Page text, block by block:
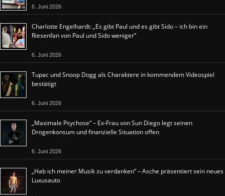
6. Juni 2026
Charlotte Engelhardt: „Es gibt Paul und es gibt Sido – ich bin ein
Riesenfan von Paul und Sido weniger“
6. Juni 2026
Tupac und Snoop Dogg als Charaktere in kommendem Videospiel
bestätigt
6. Juni 2026
„Maximale Psychose“ – Ex-Frau von Sun Diego legt seinen
Drogenkonsum und finanzielle Situation offen
6. Juni 2026
„Hab ich meiner Musik zu verdanken“ – Asche präsentiert sein neues
Luxusauto